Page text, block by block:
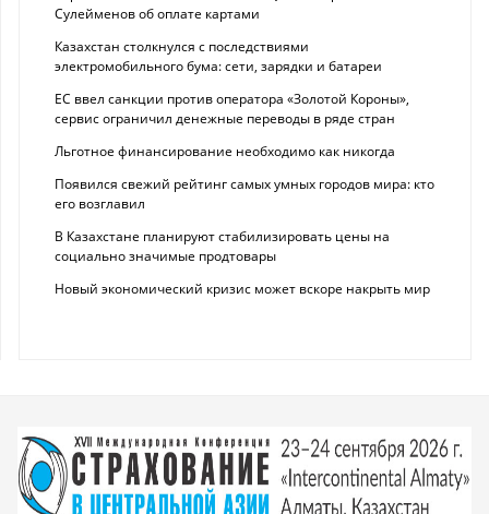
Сулейменов об оплате картами
Казахстан столкнулся с последствиями
электромобильного бума: сети, зарядки и батареи
ЕС ввел санкции против оператора «Золотой Короны»,
сервис ограничил денежные переводы в ряде стран
Льготное финансирование необходимо как никогда
Появился свежий рейтинг самых умных городов мира: кто
его возглавил
В Казахстане планируют стабилизировать цены на
социально значимые продтовары
Новый экономический кризис может вскоре накрыть мир